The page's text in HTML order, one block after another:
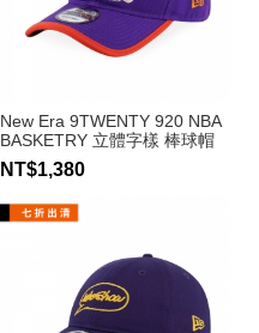
New Era 9TWENTY 920 NBA
BASKETRY 立體字樣 棒球帽
太陽隊
NT$1,380